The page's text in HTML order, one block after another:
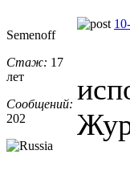
Semenoff
Стаж: 17
лет
Сообщений:
202